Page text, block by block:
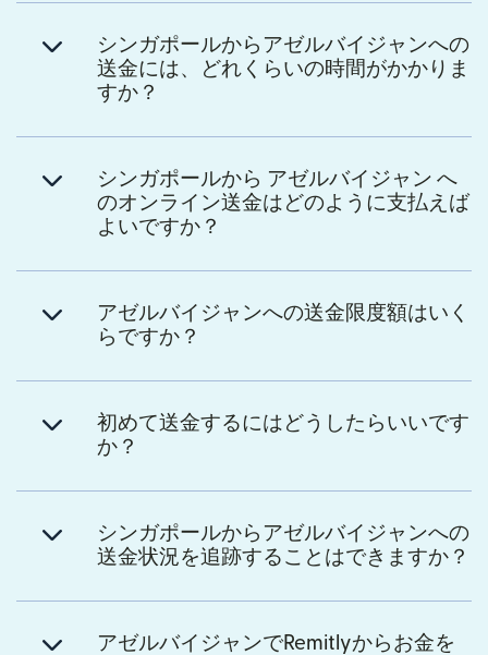
シンガポールからアゼルバイジャンへの
送金には、どれくらいの時間がかかりま
すか？
シンガポールから アゼルバイジャン へ
のオンライン送金はどのように支払えば
よいですか？
アゼルバイジャンへの送金限度額はいく
らですか？
初めて送金するにはどうしたらいいです
か？
シンガポールからアゼルバイジャンへの
送金状況を追跡することはできますか？
アゼルバイジャンでRemitlyからお金を